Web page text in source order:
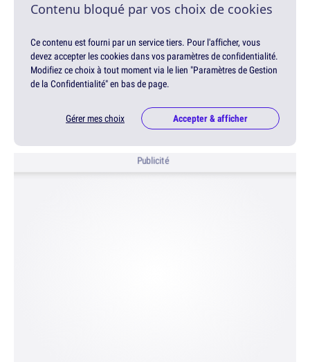
Contenu bloqué par vos choix de cookies
Ce contenu est fourni par un service tiers. Pour l'afficher, vous
devez accepter les cookies dans vos paramètres de confidentialité.
Modifiez ce choix à tout moment via le lien "Paramètres de Gestion
de la Confidentialité" en bas de page.
Gérer mes choix Accepter & afficher
Publicité